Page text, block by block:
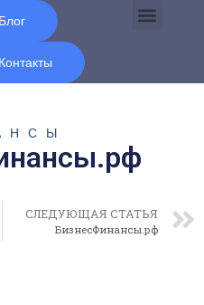
Блог
Контакты
СЛЕДУЮЩАЯ СТАТЬЯ
БизнесФинансы.рф